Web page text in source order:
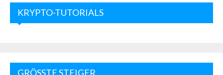
KRYPTO-TUTORIALS
GRÖSSTE STEIGER